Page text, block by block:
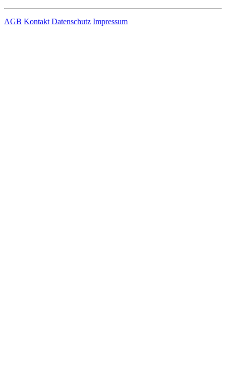
AGB Kontakt Datenschutz Impressum